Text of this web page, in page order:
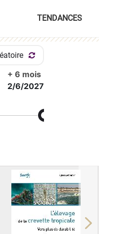
TENDANCES
+ 6 mois
2/6/2027
Next